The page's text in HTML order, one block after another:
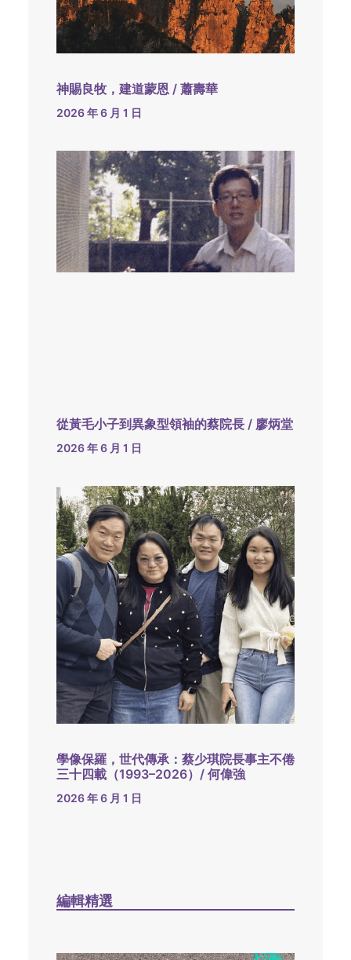
神賜良牧，建道蒙恩 / 蕭壽華
2026 年 6 月 1 日
從黃毛小子到異象型領袖的蔡院長 / 廖炳堂
2026 年 6 月 1 日
學像保羅，世代傳承：蔡少琪院長事主不倦
三十四載（1993–2026）/ 何偉強
2026 年 6 月 1 日
編輯精選